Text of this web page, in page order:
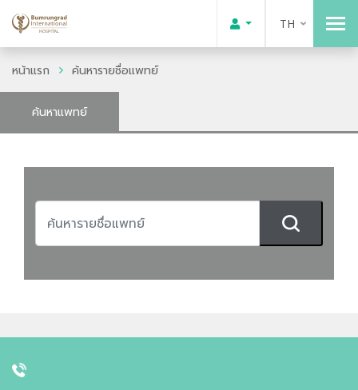
TH
หน้าแรก ค้นหารายชื่อแพทย์
ค้นหาแพทย์